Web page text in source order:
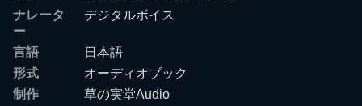
ナレータ
ー
デジタルボイス
言語
日本語
形式
オーディオブック
制作
草の実堂Audio